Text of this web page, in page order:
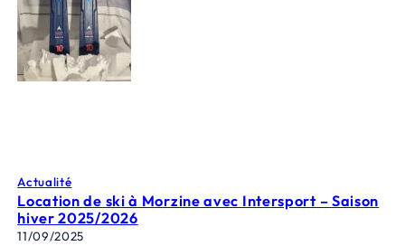
Actualité
Location de ski à Morzine avec Intersport – Saison
hiver 2025/2026
11/09/2025